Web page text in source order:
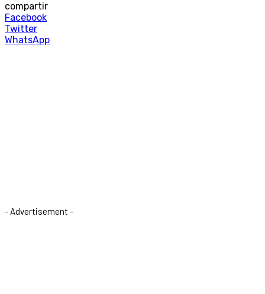
compartir
Facebook
Twitter
WhatsApp
- Advertisement -